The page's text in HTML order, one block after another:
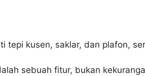
kusen, saklar, dan plafon,
sebuah fitur, bukan